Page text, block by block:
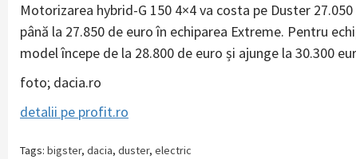
Motorizarea hybrid-G 150 4×4 va costa pe Duster
până la 27.850 de euro în echiparea Extreme. Pentru
model începe de la 28.800 de euro și ajunge la 30.300
foto; dacia.ro
detalii pe profit.ro
Tags: bigster, dacia, duster, electric